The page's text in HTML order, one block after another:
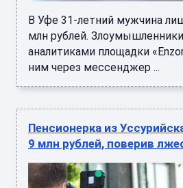
В Уфе 31-летний мужчина
млн рублей.
аналитиками площадки
ним через мессенджер ...
Пенсионерка из
9 млн рублей, поверив